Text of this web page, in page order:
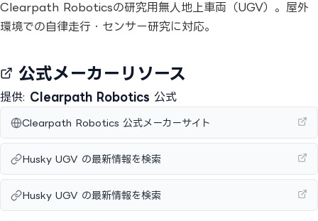
Clearpath Roboticsの研究用無人地上車両（UGV）。屋外
環境での自律走行・センサー研究に対応。
公式メーカーリソース
提供: Clearpath Robotics 公式
Clearpath Robotics 公式メーカーサイト
Husky UGV の最新情報を検索
Husky UGV の最新情報を検索